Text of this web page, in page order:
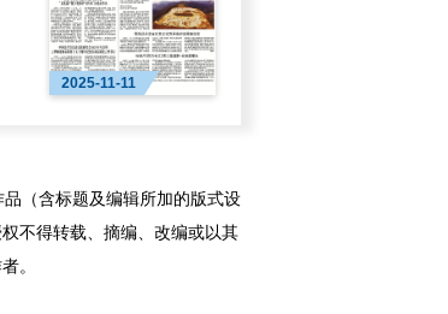
2025-11-11
（含标题及编辑所加的版式设
不得转载、摘编、改编或以其
。